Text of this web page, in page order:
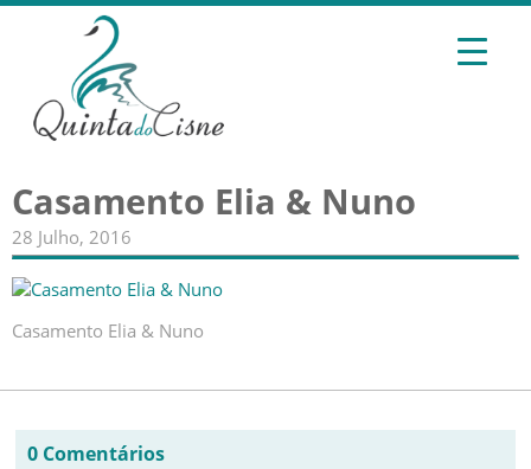
Casamento Elia & Nuno
28 Julho, 2016
Casamento Elia & Nuno
0 Comentários